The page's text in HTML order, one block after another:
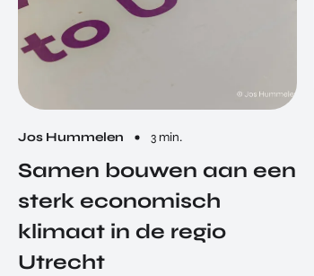
Jos Hummelen 3 min.
Samen bouwen aan een
sterk economisch
klimaat in de regio
Utrecht